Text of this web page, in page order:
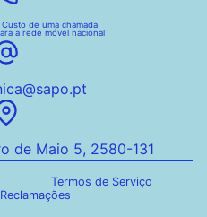
Custo de uma chamada
a rede móvel nacional
de Maio 5, 2580-131
Termos de Serviço